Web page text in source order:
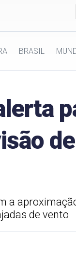
BRASIL
a
de vento